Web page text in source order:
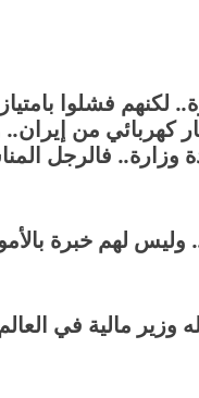
كهربائي من
وزارة.. فالرجل
لهم خبرة
وزير مالية في